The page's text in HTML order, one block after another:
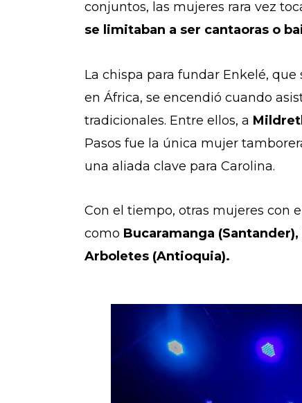
conjuntos, las mujeres rara vez
se limitaban a ser cantaoras o
La chispa para fundar Enkelé,
en África, se encendió cuando
tradicionales. Entre ellos, a
Pasos fue la única mujer
una aliada clave para Carolina.
Con el tiempo, otras mujeres con
como Bucaramanga
Arboletes (Antioquia).